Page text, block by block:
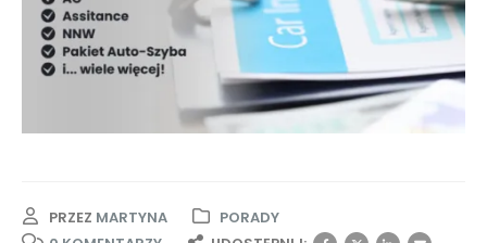
PRZEZ MARTYNA
PORADY